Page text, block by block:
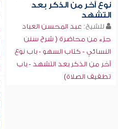
نوع آخر من الذكر بعد
التشهد
للشيخ: عبد المحسن العباد
جزء من محاضرة ( شرح سنن
النسائي - كتاب السهو - باب نوع
آخر من الذكر بعد التشهد - باب
تطفيف الصلاة)